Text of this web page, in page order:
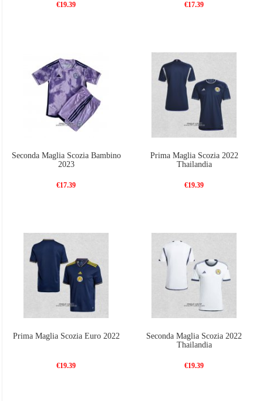
€19.39 €17.39
Seconda Maglia Scozia Bambino
2023
€17.39
Prima Maglia Scozia 2022
Thailandia
€19.39
Prima Maglia Scozia Euro 2022
€19.39
Seconda Maglia Scozia 2022
Thailandia
€19.39